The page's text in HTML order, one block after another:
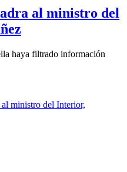
al ministro del
haya filtrado información